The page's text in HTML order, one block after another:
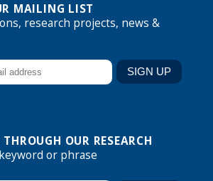
MAILING LIST
research projects, news &
THROUGH OUR RESEARCH
or phrase